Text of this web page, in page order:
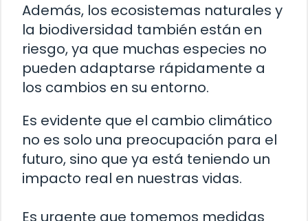
Además, los ecosistemas naturales y
la biodiversidad también están en
riesgo, ya que muchas especies no
pueden adaptarse rápidamente a
los cambios en su entorno.
Es evidente que el cambio climático
no es solo una preocupación para el
futuro, sino que ya está teniendo un
impacto real en nuestras vidas.
Es urgente que tomemos medidas